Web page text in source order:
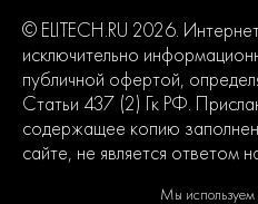
2
© ELITECH.RU 2026.
исключительно
публичной офертой,
Статьи 437 (2) Гк РФ.
содержащее копию
сайте, не является ответом
Мы используем